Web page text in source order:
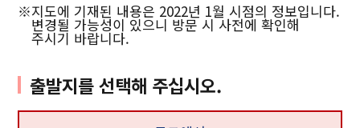
※지도에 기재된 내용은 2022년 1월 시점의 정보입니다.
변경될 가능성이 있으니 방문 시 사전에 확인해
주시기 바랍니다.
출발지를 선택해 주십시오.